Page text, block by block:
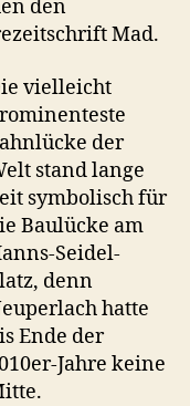
den
Mad.
vielleicht
der
stand lange
symbolisch für
Baulücke am
Seidel-
denn
hatte
Ende der
Jahre keine